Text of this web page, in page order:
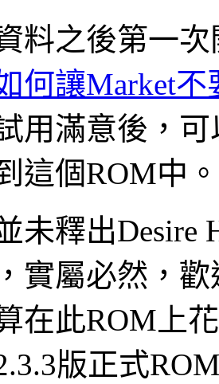
料之後第一
何讓Market
用滿意後，可
這個ROM中。
未釋出Desire
實屬必然，
在此ROM上
版正式